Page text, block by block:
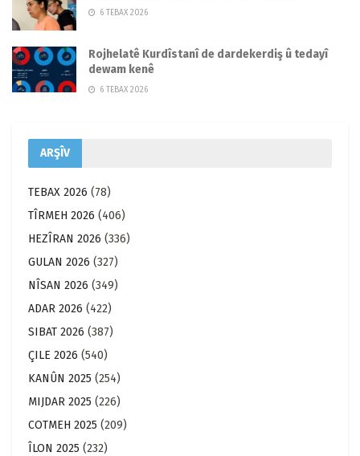
6 TEBAX 2026
Rojhelatê Kurdîstanî de dardekerdiş û tedayî
dewam kenê
6 TEBAX 2026
ARŞÎV
TEBAX 2026 (78)
TÎRMEH 2026 (406)
HEZÎRAN 2026 (336)
GULAN 2026 (327)
NÎSAN 2026 (349)
ADAR 2026 (422)
SIBAT 2026 (387)
ÇILE 2026 (540)
KANÛN 2025 (254)
MIJDAR 2025 (226)
COTMEH 2025 (209)
ÎLON 2025 (232)